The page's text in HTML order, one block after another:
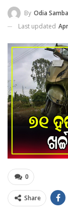
By Odia
Last updated
0
Share